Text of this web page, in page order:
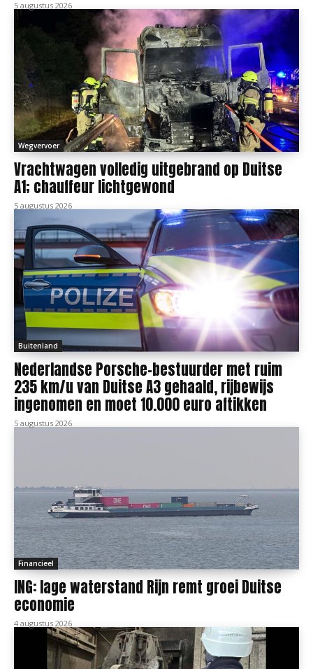
5 augustus 2026
Wegvervoer
Vrachtwagen volledig uitgebrand op Duitse
A1; chauffeur lichtgewond
5 augustus 2026
Buitenland
Nederlandse Porsche-bestuurder met ruim
235 km/u van Duitse A3 gehaald, rijbewijs
ingenomen en moet 10.000 euro aftikken
5 augustus 2026
Financieel
ING: lage waterstand Rijn remt groei Duitse
economie
4 augustus 2026